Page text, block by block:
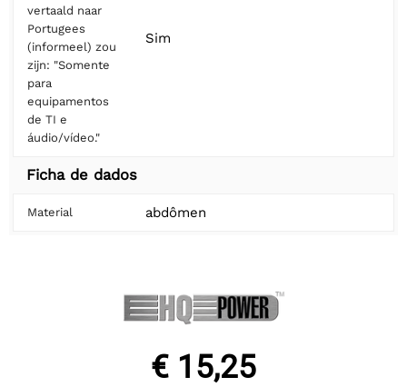
vertaald naar
Portugees
(informeel) zou
zijn: "Somente
para
equipamentos
de TI e
áudio/vídeo."
Sim
Ficha de dados
Material abdômen
€ 15,25